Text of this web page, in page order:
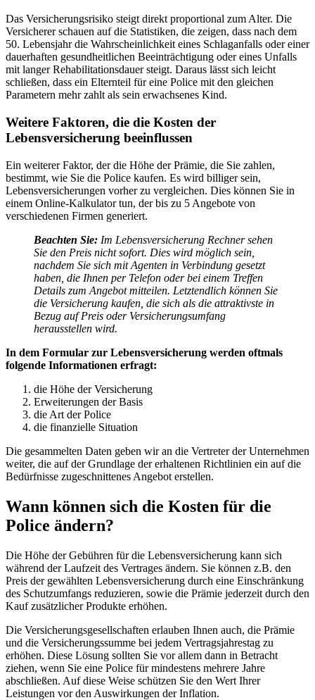
Das Versicherungsrisiko steigt direkt proportional zum Alter. Die
Versicherer schauen auf die Statistiken, die zeigen, dass nach dem
50. Lebensjahr die Wahrscheinlichkeit eines Schlaganfalls oder einer
dauerhaften gesundheitlichen Beeinträchtigung oder eines Unfalls
mit langer Rehabilitationsdauer steigt. Daraus lässt sich leicht
schließen, dass ein Elternteil für eine Police mit den gleichen
Parametern mehr zahlt als sein erwachsenes Kind.
Weitere Faktoren, die die Kosten der
Lebensversicherung beeinflussen
Ein weiterer Faktor, der die Höhe der Prämie, die Sie zahlen,
bestimmt, wie Sie die Police kaufen. Es wird billiger sein,
Lebensversicherungen vorher zu vergleichen. Dies können Sie in
einem Online-Kalkulator tun, der bis zu 5 Angebote von
verschiedenen Firmen generiert.
Beachten Sie: Im Lebensversicherung Rechner sehen
Sie den Preis nicht sofort. Dies wird möglich sein,
nachdem Sie sich mit Agenten in Verbindung gesetzt
haben, die Ihnen per Telefon oder bei einem Treffen
Details zum Angebot mitteilen. Letztendlich können Sie
die Versicherung kaufen, die sich als die attraktivste in
Bezug auf Preis oder Versicherungsumfang
herausstellen wird.
In dem Formular zur Lebensversicherung werden oftmals
folgende Informationen erfragt:
die Höhe der Versicherung
Erweiterungen der Basis
die Art der Police
die finanzielle Situation
Die gesammelten Daten geben wir an die Vertreter der Unternehmen
weiter, die auf der Grundlage der erhaltenen Richtlinien ein auf die
Bedürfnisse zugeschnittenes Angebot erstellen.
Wann können sich die Kosten für die
Police ändern?
Die Höhe der Gebühren für die Lebensversicherung kann sich
während der Laufzeit des Vertrages ändern. Sie können z.B. den
Preis der gewählten Lebensversicherung durch eine Einschränkung
des Schutzumfangs reduzieren, sowie die Prämie jederzeit durch den
Kauf zusätzlicher Produkte erhöhen.
Die Versicherungsgesellschaften erlauben Ihnen auch, die Prämie
und die Versicherungssumme bei jedem Vertragsjahrestag zu
erhöhen. Diese Lösung sollten Sie vor allem dann in Betracht
ziehen, wenn Sie eine Police für mindestens mehrere Jahre
abschließen. Auf diese Weise schützen Sie den Wert Ihrer
Leistungen vor den Auswirkungen der Inflation.